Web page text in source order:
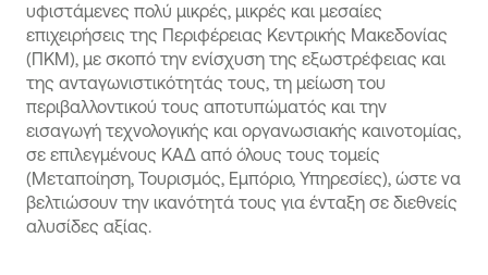
υφιστάμενες πολύ μικρές, μικρές και μεσαίες
επιχειρήσεις της Περιφέρειας Κεντρικής Μακεδονίας
(ΠΚΜ), με σκοπό την ενίσχυση της εξωστρέφειας και
της ανταγωνιστικότητάς τους, τη μείωση του
περιβαλλοντικού τους αποτυπώματός και την
εισαγωγή τεχνολογικής και οργανωσιακής καινοτομίας,
σε επιλεγμένους ΚΑΔ από όλους τους τομείς
(Μεταποίηση, Τουρισμός, Εμπόριο, Υπηρεσίες), ώστε να
βελτιώσουν την ικανότητά τους για ένταξη σε διεθνείς
αλυσίδες αξίας.